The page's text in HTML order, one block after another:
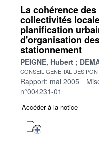
La cohérence
collectivités
planification
d'organisation
stationnement
PEIGNE, Hubert
CONSEIL GENERAL DES
Rapport: mai 2005
n°004231-01
Accéder à la notice